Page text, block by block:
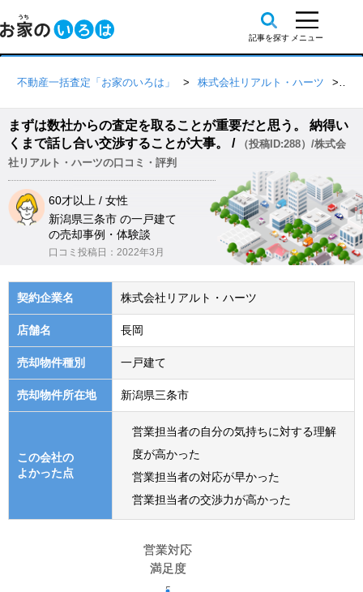
不動産一括査定「お家のいろは」 株式会社リアルト・ハーツ
まずは数社からの査定を取ることが重要だと思う。 納得い
くまで話し合い交渉することが大事。 /
（投稿ID:288）/株式会
社リアルト・ハーツの口コミ・評判
60才以上 / 女性
新潟県三条市 の一戸建て
の売却事例・体験談
口コミ投稿日：2022年3月
契約企業名 株式会社リアルト・ハーツ
店舗名 長岡
売却物件種別 一戸建て
売却物件所在地 新潟県三条市
この会社の
よかった点
営業担当者の自分の気持ちに対する理解
度が高かった
営業担当者の対応が早かった
営業担当者の交渉力が高かった